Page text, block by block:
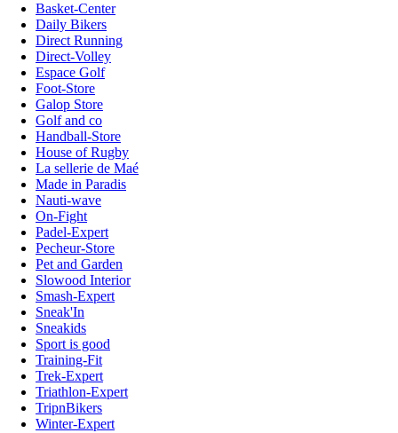
Basket-Center
Daily Bikers
Direct Running
Direct-Volley
Espace Golf
Foot-Store
Galop Store
Golf and co
Handball-Store
House of Rugby
La sellerie de Maé
Made in Paradis
Nauti-wave
On-Fight
Padel-Expert
Pecheur-Store
Pet and Garden
Slowood Interior
Smash-Expert
Sneak'In
Sneakids
Sport is good
Training-Fit
Trek-Expert
Triathlon-Expert
TripnBikers
Winter-Expert